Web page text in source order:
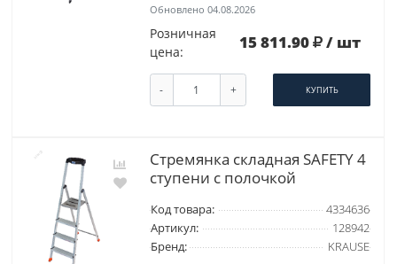
Обновлено 04.08.2026
Розничная
цена:
15 811.90 / шт
- + КУПИТЬ
Стремянка складная SAFETY 4
ступени с полочкой
Код товара:
4334636
Артикул:
128942
Бренд:
KRAUSE